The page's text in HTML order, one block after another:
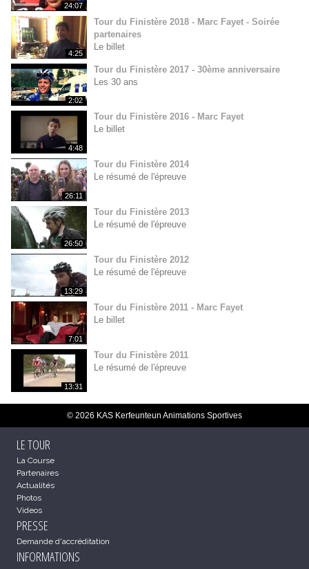
24:07
4:25
Tour du Finistère 2018 - Marc Fayet - Soirée
partenaires
Le billet
2:02
Tour du Finistère 2017 - 30ème anniversaire
Les 30 ans
4:48
Tour du Finistère 2016 - Marc Fayet
Le billet
26:11
Tour du Finistère 2014
Le résumé de l'épreuve
26:50
Tour du Finistère 2013
Le résumé de l'épreuve
13:29
Tour du Finistère 2012
Le résumé de l'épreuve
7:01
Tour du Finistère 2011 - Marc Fayet
Le billet
13:31
Tour du Finistère 2011
Le résumé de l'épreuve
© 2026 KAS Kerfeunteun Animations Sportives
LE TOUR
La Course
Partenaires
Actualités
Photos
Videos
PRESSE
Demande d'accréditation
INFORMATIONS